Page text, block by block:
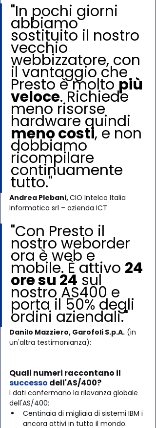
"In pochi giorni
abbiamo
sostituito il nostro
vecchio
webbizzatore, con
il vantaggio che
Presto è molto più
veloce. Richiede
meno risorse
hardware quindi
meno costi, e non
dobbiamo
ricompilare
continuamente
tutto."
Andrea Plebani, CIO Intelco Italia
Informatica srl – azienda ICT
"Con Presto il
nostro weborder
ora è web e
mobile. È attivo 24
ore su 24 sul
nostro AS400 e
porta il 50% degli
ordini aziendali."
Danilo Mazziero, Garofoli S.p.A. (in
un'altra testimonianza):
Quali numeri raccontano il
successo dell'AS/400?
I dati confermano la rilevanza globale
dell'AS/400:
Centinaia di migliaia di sistemi IBM i
ancora attivi in tutto il mondo.